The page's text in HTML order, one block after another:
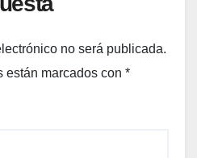
no será publicada.
están marcados con *